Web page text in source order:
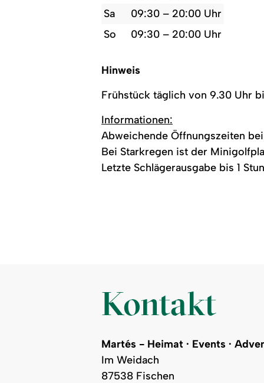
Sa
09:30 – 20:00 Uhr
So
09:30 – 20:00 Uhr
Hinweis
Frühstück täglich von 9.30 Uhr
Informationen:
Abweichende Öffnungszeiten
Bei Starkregen ist der
Letzte Schlägerausgabe bis 1
Kontakt
Martés - Heimat · Events ·
Im Weidach
87538 Fischen